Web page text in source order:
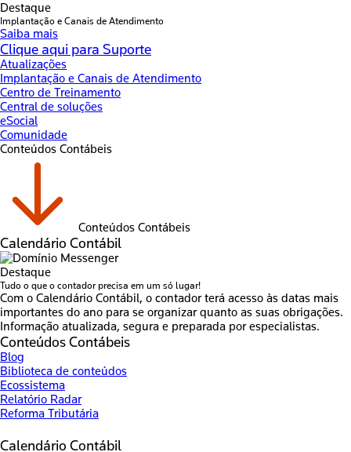
Destaque
Implantação e Canais de Atendimento
Saiba mais
Clique aqui para Suporte
Atualizações
Implantação e Canais de Atendimento
Centro de Treinamento
Central de soluções
eSocial
Comunidade
Conteúdos Contábeis
Conteúdos Contábeis
Calendário Contábil
Destaque
Tudo o que o contador precisa em um só lugar!
Com o Calendário Contábil, o contador terá acesso às datas mais
importantes do ano para se organizar quanto as suas obrigações.
Informação atualizada, segura e preparada por especialistas.
Conteúdos Contábeis
Blog
Biblioteca de conteúdos
Ecossistema
Relatório Radar
Reforma Tributária
Calendário Contábil